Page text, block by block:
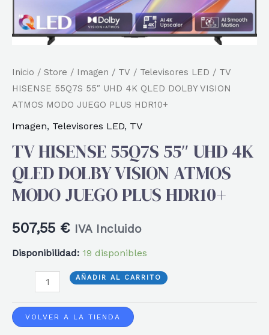
Inicio / Store / Imagen / TV / Televisores LED / TV
HISENSE 55Q7S 55″ UHD 4K QLED DOLBY VISION
ATMOS MODO JUEGO PLUS HDR10+
Imagen, Televisores LED, TV
TV HISENSE 55Q7S 55″ UHD 4K
QLED DOLBY VISION ATMOS
MODO JUEGO PLUS HDR10+
507,55 € IVA Incluido
Disponibilidad: 19 disponibles
55Q7S
AÑADIR AL CARRITO
VOLVER A LA TIENDA